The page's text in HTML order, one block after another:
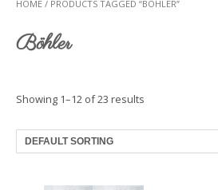
HOME / PRODUCTS TAGGED “BÖHLER”
Böhler
Showing 1–12 of 23 results